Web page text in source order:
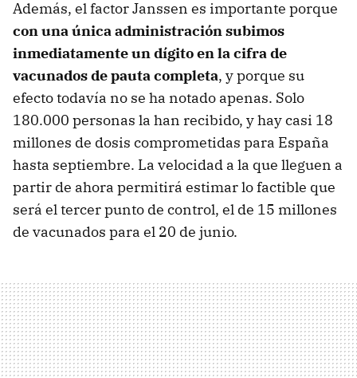
Además, el factor Janssen es importante porque
con una única administración subimos
inmediatamente un dígito en la cifra de
vacunados de pauta completa, y porque su
efecto todavía no se ha notado apenas. Solo
180.000 personas la han recibido, y hay casi 18
millones de dosis comprometidas para España
hasta septiembre. La velocidad a la que lleguen a
partir de ahora permitirá estimar lo factible que
será el tercer punto de control, el de 15 millones
de vacunados para el 20 de junio.